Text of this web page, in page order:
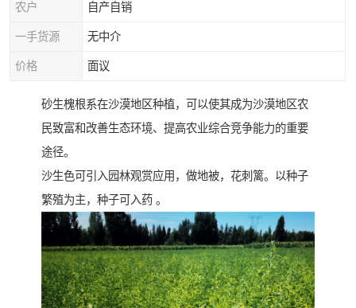
农户 自产自销
一手货源 无中介
价格 面议
砂生槐根系在沙漠地区种植，可以使其成为沙漠地区农
民致富和改善生态环境、提高农业综合竞争能力的重要
途径。
沙生色可引入园林观赏应用，做地被，花刺篱。以种子
繁殖为主，种子可入药 。